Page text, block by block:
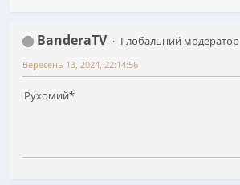
BanderaTV
Глобальний модератор
Вересень 13, 2024, 22:14:56
Рухомий*